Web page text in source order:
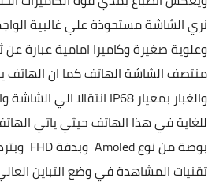
نري الشاشة مستحوذة علي غالبية
وعلوية صغيرة وكاميرا امامية عبارة
منتصف الشاشة الهاتفكما ان الهاتف
والغبار بمعيار IP68
انتقالا الي